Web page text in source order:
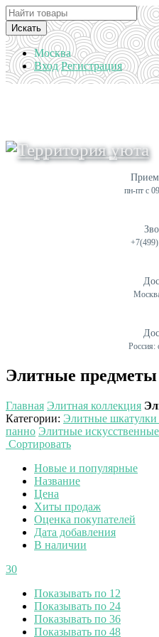
Искать
Москва
Вход Регистрация
Прием
пн-пт с
Россия:
Элитные предметы
Главная Элитная коллекция
Категории: Элитные шкатулки
панно Элитные
Сортировать
Новые и популярные
Название
Цена
Хиты продаж
Оценка покупателей
Дата добавления
В наличии
30
Показывать по 12
Показывать по 24
Показывать по 36
Показывать по 48